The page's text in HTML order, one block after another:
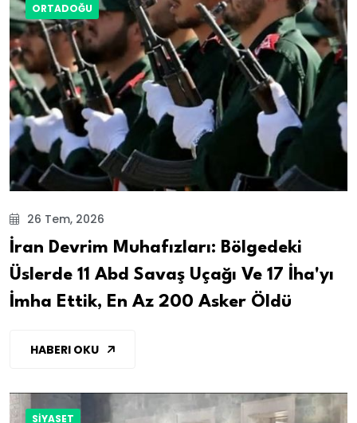
ORTADOĞU
26 Tem, 2026
İran Devrim Muhafızları: Bölgedeki
Üslerde 11 Abd Savaş Uçağı Ve 17 İha'yı
İmha Ettik, En Az 200 Asker Öldü
HABERI OKU
SİYASET